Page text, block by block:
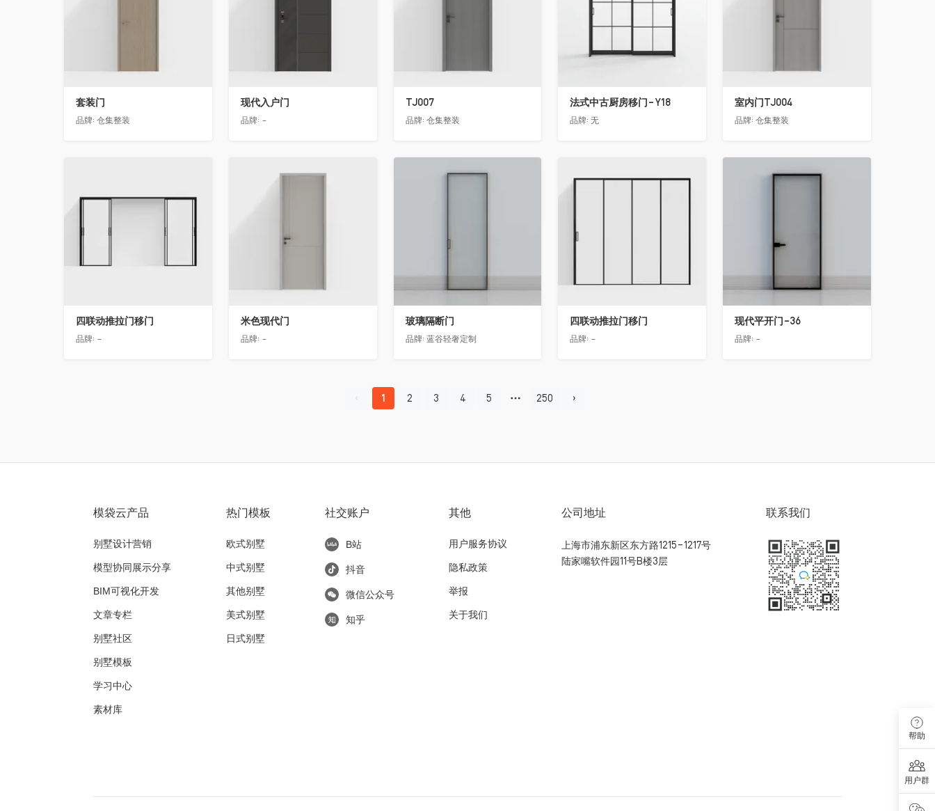
套装门
品牌: 仓集整装
现代入户门
品牌: -
TJ007
品牌: 仓集整装
法式中古厨房移门-Y18
品牌:无
室内门TJ004
品牌:仓集整装
四联动推拉门移门
品牌: -
米色现代门
品牌: -
玻璃隔断门
品牌: 蓝谷轻奢定制
收藏
四联动推拉门移门
品牌: -
收藏
现代平开门-36
品牌: -
1 2 3 4 5 250
模袋云产品
别墅设计营销
模型协同展示分享
BIM可视化开发
文章专栏
别墅社区
别墅模板
学习中心
素材库
热门模板
欧式别墅
中式别墅
其他别墅
美式别墅
日式别墅
社交账户
B站
抖音
微信公众号
知乎
其他
用户服务协议
隐私政策
举报
关于我们
公司地址
上海市浦东新区东方路1215-1217号
陆家嘴软件园11号B楼3层
联系我们
帮助
用户群